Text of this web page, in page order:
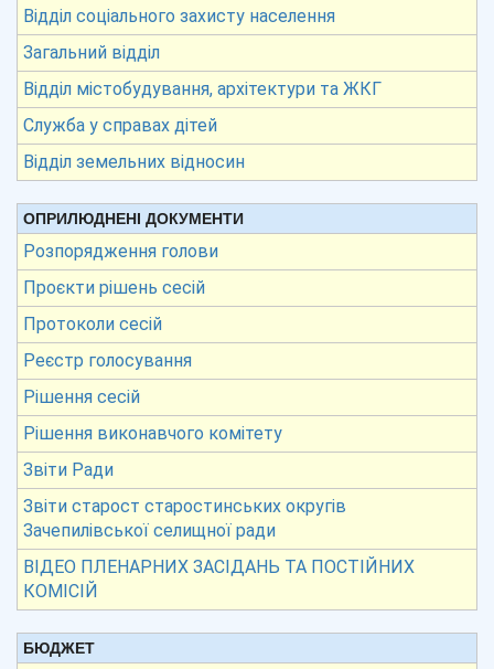
Відділ соціального захисту населення
Загальний відділ
Відділ містобудування, архітектури та ЖКГ
Служба у справах дітей
Відділ земельних відносин
ОПРИЛЮДНЕНІ ДОКУМЕНТИ
Розпорядження голови
Проєкти рішень сесій
Протоколи сесій
Реєстр голосування
Рішення сесій
Рішення виконавчого комітету
Звіти Ради
Звіти старост старостинських округів
Зачепилівської селищної ради
ВІДЕО ПЛЕНАРНИХ ЗАСІДАНЬ ТА ПОСТІЙНИХ
КОМІСІЙ
БЮДЖЕТ